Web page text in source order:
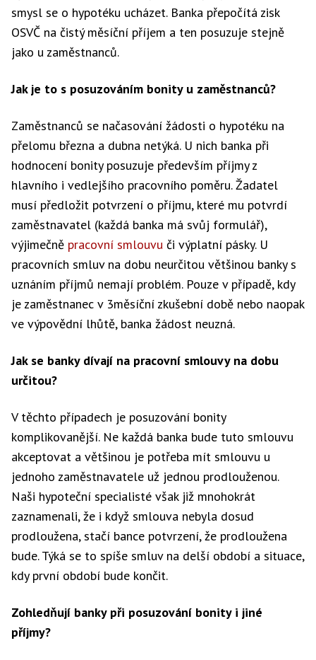
smysl se o hypotéku ucházet. Banka přepočítá zisk
OSVČ na čistý měsíční příjem a ten posuzuje stejně
jako u zaměstnanců.
Jak je to s posuzováním bonity u zaměstnanců?
Zaměstnanců se načasování žádosti o hypotéku na
přelomu března a dubna netýká. U nich banka při
hodnocení bonity posuzuje především příjmy z
hlavního i vedlejšího pracovního poměru. Žadatel
musí předložit potvrzení o příjmu, které mu potvrdí
zaměstnavatel (každá banka má svůj formulář),
výjimečně pracovní smlouvu či výplatní pásky. U
pracovních smluv na dobu neurčitou většinou banky s
uznáním příjmů nemají problém. Pouze v případě, kdy
je zaměstnanec v 3měsíční zkušební době nebo naopak
ve výpovědní lhůtě, banka žádost neuzná.
Jak se banky dívají na pracovní smlouvy na dobu
určitou?
V těchto případech je posuzování bonity
komplikovanější. Ne každá banka bude tuto smlouvu
akceptovat a většinou je potřeba mít smlouvu u
jednoho zaměstnavatele už jednou prodlouženou.
Naši hypoteční specialisté však již mnohokrát
zaznamenali, že i když smlouva nebyla dosud
prodloužena, stačí bance potvrzení, že prodloužena
bude. Týká se to spíše smluv na delší období a situace,
kdy první období bude končit.
Zohledňují banky při posuzování bonity i jiné
příjmy?